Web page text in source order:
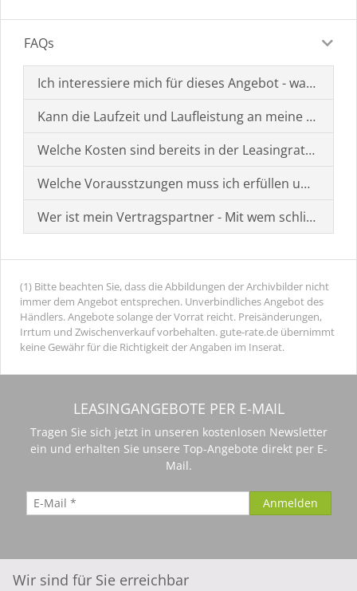
FAQs
Ich interessiere mich für dieses Angebot - was muss
Kann die Laufzeit und Laufleistung an meine
Welche Kosten sind bereits in der Leasingrate
Welche Vorausstzungen muss ich erfüllen um einen
Wer ist mein Vertragspartner - Mit wem schließe ich
(1) Bitte beachten Sie, dass die Abbildungen der Archivbilder nicht
immer dem Angebot entsprechen. Unverbindliches Angebot des
Händlers. Angebote solange der Vorrat reicht. Preisänderungen,
Irrtum und Zwischenverkauf vorbehalten. gute-rate.de übernimmt
keine Gewähr für die Richtigkeit der Angaben im Inserat.
LEASINGANGEBOTE PER E-MAIL
Tragen Sie sich jetzt in unseren kostenlosen Newsletter
ein und erhalten Sie unsere Top-Angebote direkt per E-
Mail.
Wir sind für Sie erreichbar